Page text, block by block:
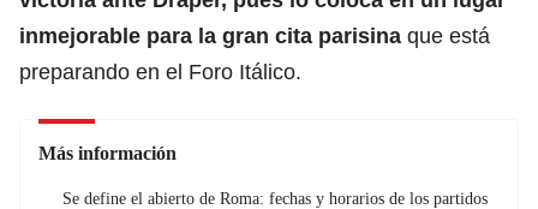
inmejorable para la gran cita parisina que está
preparando en el Foro Itálico.
Más información
Se define el abierto de Roma: fechas y horarios de los partidos